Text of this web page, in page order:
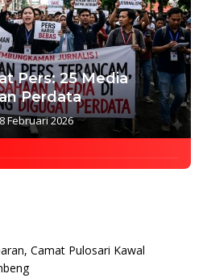
Pers: 25 Media
Perdata
Februari 2026
Camat Pulosari Kawal